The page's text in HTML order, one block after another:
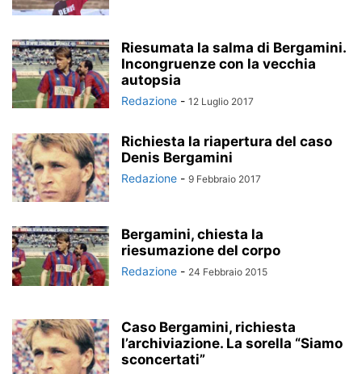
Riesumata la salma di Bergamini.
Incongruenze con la vecchia
autopsia
Redazione - 12 Luglio 2017
Richiesta la riapertura del caso
Denis Bergamini
Redazione - 9 Febbraio 2017
Bergamini, chiesta la
riesumazione del corpo
Redazione - 24 Febbraio 2015
Caso Bergamini, richiesta
l’archiviazione. La sorella “Siamo
sconcertati”